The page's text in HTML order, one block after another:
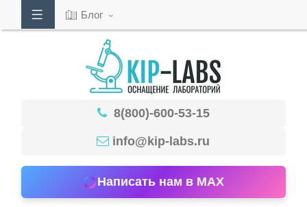
Блог
8(800)-600-53-15
info@kip-labs.ru
Написать нам в MAX